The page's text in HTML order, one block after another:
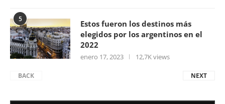
5
Estos fueron los destinos más
elegidos por los argentinos en el
2022
enero 17, 2023 12,7K views
BACK NEXT